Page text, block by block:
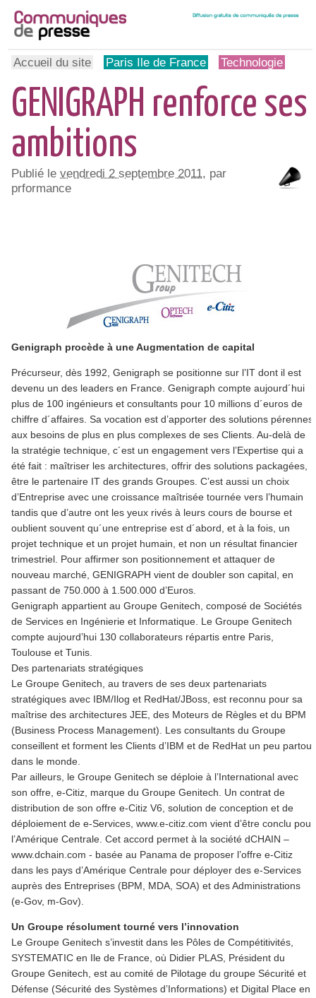
Accueil du site Paris Ile de France Technologie
GENIGRAPH renforce ses
ambitions
Publié levendredi 2 septembre 2011, par
prformance
Genigraph procède à une Augmentation de capital
Précurseur, dès 1992, Genigraph se positionne sur l’IT dont il est
devenu un des leaders en France. Genigraph compte aujourd´hui
plus de 100 ingénieurs et consultants pour 10 millions d´euros de
chiffre d´affaires. Sa vocation est d’apporter des solutions pérennes
aux besoins de plus en plus complexes de ses Clients. Au-delà de
la stratégie technique, c´est un engagement vers l’Expertise qui a
été fait : maîtriser les architectures, offrir des solutions packagées,
être le partenaire IT des grands Groupes. C’est aussi un choix
d’Entreprise avec une croissance maîtrisée tournée vers l’humain
tandis que d’autre ont les yeux rivés à leurs cours de bourse et
oublient souvent qu´une entreprise est d´abord, et à la fois, un
projet technique et un projet humain, et non un résultat financier
trimestriel. Pour affirmer son positionnement et attaquer de
nouveau marché, GENIGRAPH vient de doubler son capital, en
passant de 750.000 à 1.500.000 d’Euros.
Genigraph appartient au Groupe Genitech, composé de Sociétés
de Services en Ingénierie et Informatique. Le Groupe Genitech
compte aujourd’hui 130 collaborateurs répartis entre Paris,
Toulouse et Tunis.
Des partenariats stratégiques
Le Groupe Genitech, au travers de ses deux partenariats
stratégiques avec IBM/Ilog et RedHat/JBoss, est reconnu pour sa
maîtrise des architectures JEE, des Moteurs de Règles et du BPM
(Business Process Management). Les consultants du Groupe
conseillent et forment les Clients d’IBM et de RedHat un peu partout
dans le monde.
Par ailleurs, le Groupe Genitech se déploie à l’International avec
son offre, e-Citiz, marque du Groupe Genitech. Un contrat de
distribution de son offre e-Citiz V6, solution de conception et de
déploiement de e-Services, www.e-citiz.com vient d’être conclu pour
l’Amérique Centrale. Cet accord permet à la société dCHAIN –
www.dchain.com - basée au Panama de proposer l’offre e-Citiz
dans les pays d’Amérique Centrale pour déployer des e-Services
auprès des Entreprises (BPM, MDA, SOA) et des Administrations
(e-Gov, m-Gov).
Un Groupe résolument tourné vers l’innovation
Le Groupe Genitech s’investit dans les Pôles de Compétitivités,
SYSTEMATIC en Ile de France, où Didier PLAS, Président du
Groupe Genitech, est au comité de Pilotage du groupe Sécurité et
Défense (Sécurité des Systèmes d’Informations) et Digital Place en